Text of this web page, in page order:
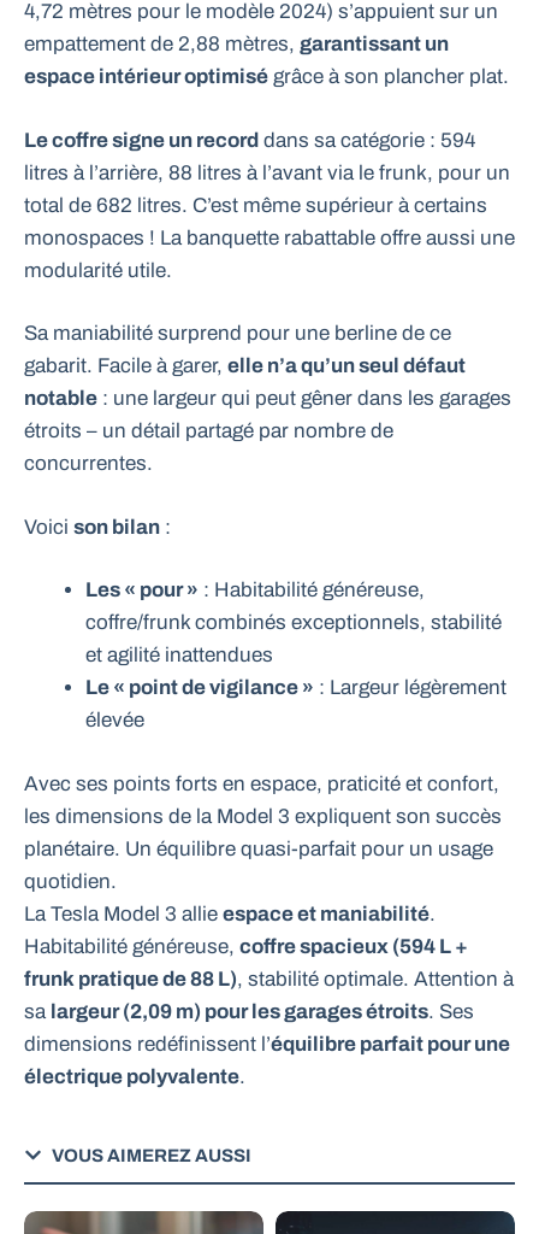
4,72 mètres pour le modèle 2024) s’appuient sur un
empattement de 2,88 mètres, garantissant un
espace intérieur optimisé grâce à son plancher plat.
Le coffre signe un record dans sa catégorie : 594
litres à l’arrière, 88 litres à l’avant via le frunk, pour un
total de 682 litres. C’est même supérieur à certains
monospaces ! La banquette rabattable offre aussi une
modularité utile.
Sa maniabilité surprend pour une berline de ce
gabarit. Facile à garer, elle n’a qu’un seul défaut
notable : une largeur qui peut gêner dans les garages
étroits – un détail partagé par nombre de
concurrentes.
Voici son bilan :
Les « pour » : Habitabilité généreuse,
coffre/frunk combinés exceptionnels, stabilité
et agilité inattendues
Le « point de vigilance » : Largeur légèrement
élevée
Avec ses points forts en espace, praticité et confort,
les dimensions de la Model 3 expliquent son succès
planétaire. Un équilibre quasi-parfait pour un usage
quotidien.
La Tesla Model 3 allie espace et maniabilité.
Habitabilité généreuse, coffre spacieux (594 L +
frunk pratique de 88 L), stabilité optimale. Attention à
sa largeur (2,09 m) pour les garages étroits. Ses
dimensions redéfinissent l’équilibre parfait pour une
électrique polyvalente.
VOUS AIMEREZ AUSSI